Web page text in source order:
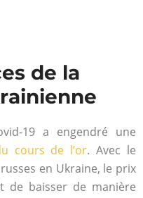
de la
19 a engendré une
cours de l’or. Avec le
en Ukraine, le prix
de baisser de manière